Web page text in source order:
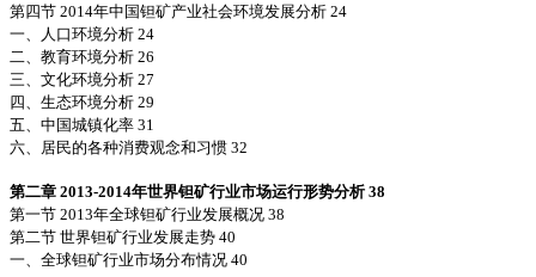
第四节 2014年中国钽矿产业社会环境发展分析 24
一、人口环境分析 24
二、教育环境分析 26
三、文化环境分析 27
四、生态环境分析 29
五、中国城镇化率 31
六、居民的各种消费观念和习惯 32
第二章 2013-2014年世界钽矿行业市场运行形势分析 38
第一节 2013年全球钽矿行业发展概况 38
第二节 世界钽矿行业发展走势 40
一、全球钽矿行业市场分布情况 40